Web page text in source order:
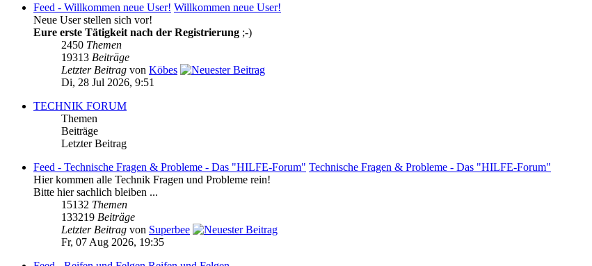
Feed - Willkommen neue User! Willkommen neue User!
Neue User stellen sich vor!
Eure erste Tätigkeit nach der Registrierung ;-)
2450 Themen
19313 Beiträge
Letzter Beitrag von Köbes
Di, 28 Jul 2026, 9:51
TECHNIK FORUM
Themen
Beiträge
Letzter Beitrag
Feed - Technische Fragen & Probleme - Das "HILFE-Forum" Technische Fragen & Probleme - Das "HILFE-Forum"
Hier kommen alle Technik Fragen und Probleme rein!
Bitte hier sachlich bleiben ...
15132 Themen
133219 Beiträge
Letzter Beitrag von Superbee
Fr, 07 Aug 2026, 19:35